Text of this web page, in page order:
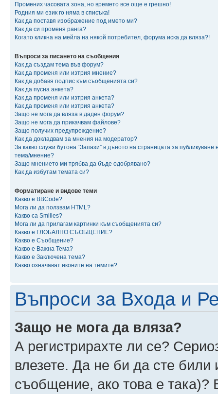
Промених часовата зона, но времето все още е грешно!
Родния ми език го няма в списъка!
Как да поставя изображение под името ми?
Как да си променя ранга?
Когато кликна на мейла на някой потребител, форума иска да вляза?!
Въпроси за писането на съобщения
Как да създам тема във форум?
Как да променя или изтрия мнение?
Как да добавя подпис към съобщенията си?
Как да пусна анкета?
Как да променя или изтрия анкета?
Как да променя или изтрия анкета?
Защо не мога да вляза в даден форум?
Защо не мога да прикачвам файлове?
Защо получих предупреждение?
Как да докладвам за мнения на модератор?
За какво служи бутона “Запази” в дъното на страницата за публикуване
тема/мнение?
Защо мнението ми трябва да бъде одобрявано?
Как да избутам темата си?
Форматиране и видове теми
Какво е BBCode?
Мога ли да ползвам HTML?
Какво са Smilies?
Мога ли да прилагам картинки към съобщенията си?
Какво е ГЛОБАЛНО СЪОБЩЕНИЕ?
Какво е Съобщение?
Какво е Важна Тема?
Какво е Заключена тема?
Какво означават иконите на темите?
Въпроси за Входа и
Защо не мога да вляза?
А регистрирахте ли се?
влезете. Да не би да сте
съобщение, ако това е така)?